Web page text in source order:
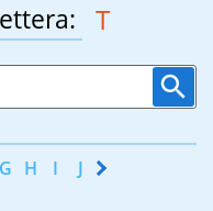
T
G H I J K